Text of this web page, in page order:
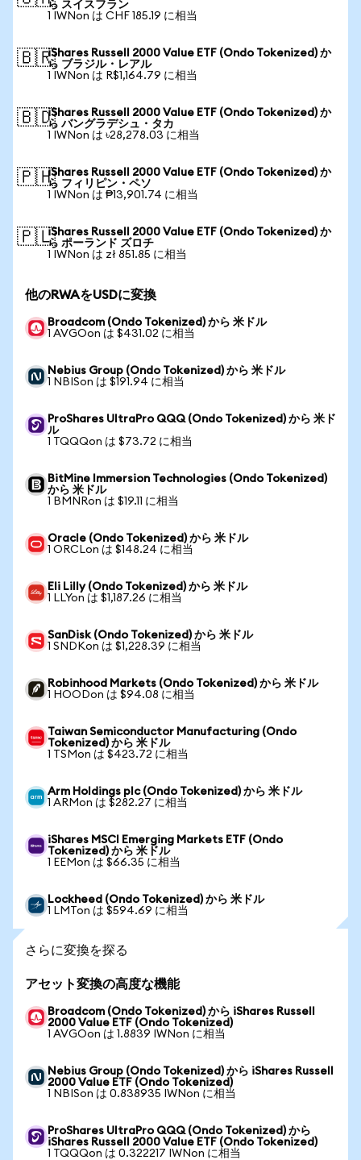
ら スイスフラン
1 IWNon は CHF 185.19 に相当
🇧🇷iShares Russell 2000 Value ETF (Ondo Tokenized) か
ら ブラジル・レアル
1 IWNon は R$1,164.79 に相当
🇧🇩iShares Russell 2000 Value ETF (Ondo Tokenized) か
ら バングラデシュ・タカ
1 IWNon は ৳28,278.03 に相当
🇵🇭iShares Russell 2000 Value ETF (Ondo Tokenized) か
ら フィリピン・ペソ
1 IWNon は ₱13,901.74 に相当
🇵🇱iShares Russell 2000 Value ETF (Ondo Tokenized) か
ら ポーランド ズロチ
1 IWNon は zł 851.85 に相当
他のRWAをUSDに変換
Broadcom (Ondo Tokenized) から 米ドル
1 AVGOon は $431.02 に相当
Nebius Group (Ondo Tokenized) から 米ドル
1 NBISon は $191.94 に相当
ProShares UltraPro QQQ (Ondo Tokenized) から 米ド
ル
1 TQQQon は $73.72 に相当
BitMine Immersion Technologies (Ondo Tokenized)
から 米ドル
1 BMNRon は $19.11 に相当
Oracle (Ondo Tokenized) から 米ドル
1 ORCLon は $148.24 に相当
Eli Lilly (Ondo Tokenized) から 米ドル
1 LLYon は $1,187.26 に相当
SanDisk (Ondo Tokenized) から 米ドル
1 SNDKon は $1,228.39 に相当
Robinhood Markets (Ondo Tokenized) から 米ドル
1 HOODon は $94.08 に相当
Taiwan Semiconductor Manufacturing (Ondo
Tokenized) から 米ドル
1 TSMon は $423.72 に相当
Arm Holdings plc (Ondo Tokenized) から 米ドル
1 ARMon は $282.27 に相当
iShares MSCI Emerging Markets ETF (Ondo
Tokenized) から 米ドル
1 EEMon は $66.35 に相当
Lockheed (Ondo Tokenized) から 米ドル
1 LMTon は $594.69 に相当
さらに変換を探る
アセット変換の高度な機能
Broadcom (Ondo Tokenized) から iShares Russell
2000 Value ETF (Ondo Tokenized)
1 AVGOon は 1.8839 IWNon に相当
Nebius Group (Ondo Tokenized) から iShares Russell
2000 Value ETF (Ondo Tokenized)
1 NBISon は 0.838935 IWNon に相当
ProShares UltraPro QQQ (Ondo Tokenized) から
iShares Russell 2000 Value ETF (Ondo Tokenized)
1 TQQQon は 0.322217 IWNon に相当